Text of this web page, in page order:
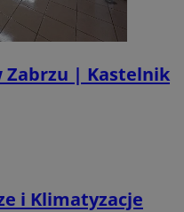
Zabrzu | Kastelnik
i Klimatyzacje